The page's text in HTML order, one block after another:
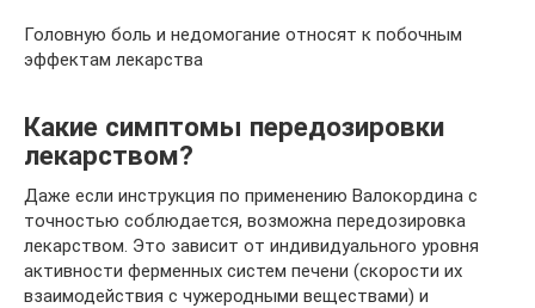
Головную боль и недомогание относят к побочным
эффектам лекарства
Какие симптомы передозировки
лекарством?
Даже если инструкция по применению Валокордина с
точностью соблюдается, возможна передозировка
лекарством. Это зависит от индивидуального уровня
активности ферменных систем печени (скорости их
взаимодействия с чужеродными веществами) и